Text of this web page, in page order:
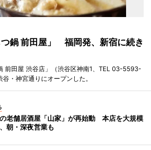
鍋 前田屋」 福岡発、新宿に続き
前田屋 渋谷店」（渋谷区神南1、TEL 03-5593-
・神宮通りにオープンした。
老舗居酒屋「山家」が再始動 本店を大規模
朝・深夜営業も